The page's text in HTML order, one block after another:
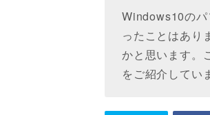
Windows10のパ
ったことはあり
かと思います。
をご紹介してい